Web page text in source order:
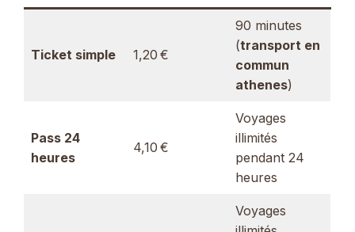
Ticket simple 1,20 €
90 minutes
(transport en
commun
athenes)
Pass 24
heures
4,10 €
Voyages
illimités
pendant 24
heures
Voyages